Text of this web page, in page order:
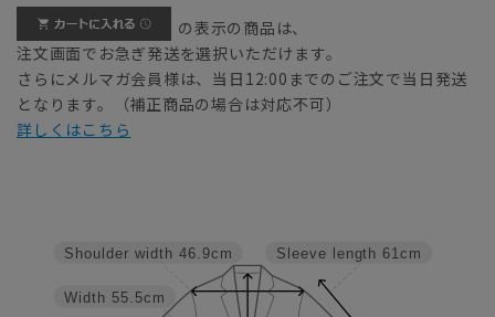
の表示の商品は、
注文画面でお急ぎ発送を選択いただけます。
さらにメルマガ会員様は、当日12:00までのご注文で当日発送
となります。（補正商品の場合は対応不可）
詳しくはこちら
Sleeve length 61cm
Width 55.5cm
Shoulder width 46.9cm